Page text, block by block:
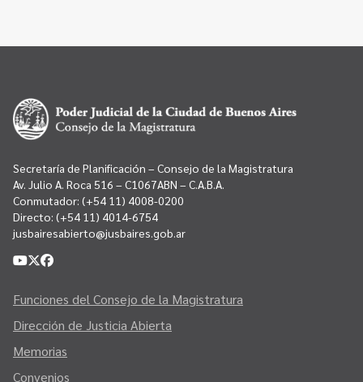
Secretaría de Planificación – Consejo de la Magistratura
Av. Julio A. Roca 516 – C1067ABN – C.A.B.A.
Conmutador: (+54 11) 4008-0200
Directo: (+54 11) 4014-6754
jusbairesabierto@jusbaires.gob.ar
Funciones del Consejo de la Magistratura
Dirección de Justicia Abierta
Memorias
Convenios